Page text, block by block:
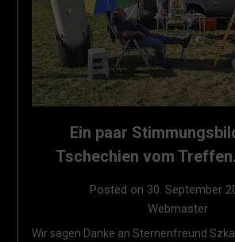
Ein paar
Tschechien vom
Posted on 30. September
Webmaster
Wir sagen Danke an Sternenfreund